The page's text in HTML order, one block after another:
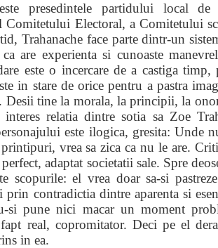
presedintele partidului local
Comitetului Electoral, a Comitetului
Trahanache face parte dintr-un
are experienta si cunoaste
este o incercare de a castiga
in stare de orice pentru a pastra
Desii tine la morala, la principii, la
interes relatia dintre sotia sa Zoe
este ilogica, gresita: Unde
printipuri, vrea sa zica ca nu le are.
adaptat societatii sale. Spre
scopurile: el vrea doar sa-si
contradictia dintre aparenta si
si pune nici macar un moment
real, copromitator. Deci pe el
in ea.